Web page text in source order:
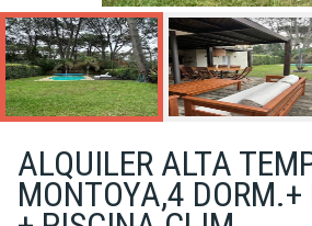
ALQUILER ALTA
MONTOYA,4 DORM.+